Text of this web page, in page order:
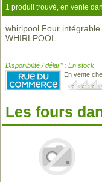
1 produit trouvé, en vente
whirlpool Four
WHIRLPOOL
Disponibilité / délai * : En stock
En vente
Les fours